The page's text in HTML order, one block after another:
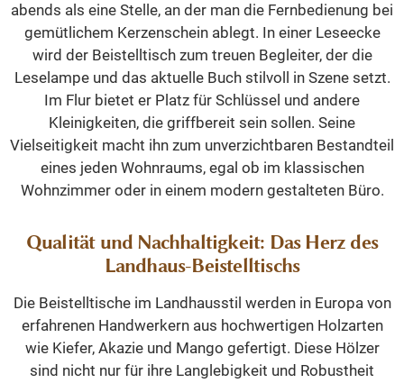
abends als eine Stelle, an der man die Fernbedienung bei
gemütlichem Kerzenschein ablegt. In einer Leseecke
wird der Beistelltisch zum treuen Begleiter, der die
Leselampe und das aktuelle Buch stilvoll in Szene setzt.
Im Flur bietet er Platz für Schlüssel und andere
Kleinigkeiten, die griffbereit sein sollen. Seine
Vielseitigkeit macht ihn zum unverzichtbaren Bestandteil
eines jeden Wohnraums, egal ob im klassischen
Wohnzimmer oder in einem modern gestalteten Büro.
Qualität und Nachhaltigkeit: Das Herz des
Landhaus-Beistelltischs
Die Beistelltische im Landhausstil werden in Europa von
erfahrenen Handwerkern aus hochwertigen Holzarten
wie Kiefer, Akazie und Mango gefertigt. Diese Hölzer
sind nicht nur für ihre Langlebigkeit und Robustheit